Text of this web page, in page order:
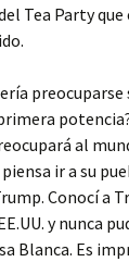
Tea Party
al
ir a su
Conocí a
y nunca
Blanca. Es